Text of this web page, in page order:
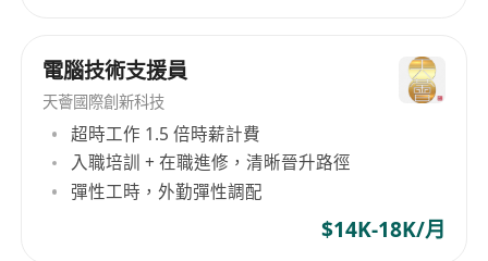
5. 具有网络（华为/H3C）、防火墙（Hillstone/华
为/H3C/Sanfor/PaloAlto/Fortinet）项目部署经验
者优先考虑
6. 出色的口头和书面沟通技巧
7. 能够在压力下独立工作
8. 持有有效工作签证/持有香港公民身份
9. 较少经验者可考虑为网络工程师 如有项目经验及
電腦技術支援員
天薈國際創新科技
超時工作 1.5 倍時薪計費
入職培訓 + 在職進修，清晰晉升路徑
彈性工時，外勤彈性調配
$14K-18K/月